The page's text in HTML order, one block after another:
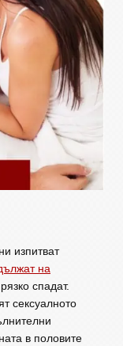
изпитват
на
спадат.
сексуалното
в половите